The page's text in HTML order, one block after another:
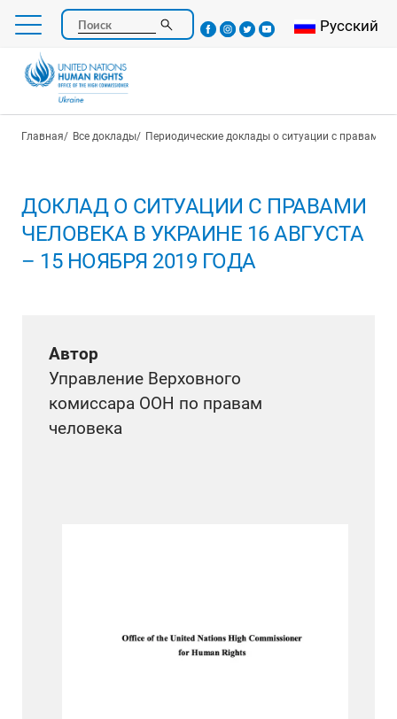
Перейти
основному
содержанию
Поиск Select your
Русский
Строка навигации
Главная Все доклады Периодические доклады о ситуации с правами
ДОКЛАД О СИТУАЦИИ С ПРАВАМИ
ЧЕЛОВЕКА В УКРАИНЕ 16 АВГУСТА
– 15 НОЯБРЯ 2019 ГОДА
Автор
Управление Верховного
комиссара ООН по правам
человека